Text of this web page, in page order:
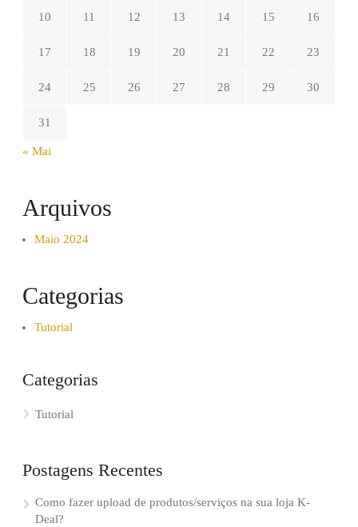
10 11 12 13 14 15 16
17 18 19 20 21 22 23
24 25 26 27 28 29 30
31
« Mai
Arquivos
Maio 2024
Categorias
Tutorial
Categorias
Tutorial
Postagens Recentes
Como fazer upload de produtos/serviços na sua loja K-
Deal?